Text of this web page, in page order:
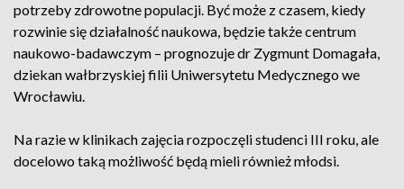
potrzeby zdrowotne populacji. Być może z czasem, kiedy
rozwinie się działalność naukowa, będzie także centrum
naukowo-badawczym – prognozuje dr Zygmunt Domagała,
dziekan wałbrzyskiej filii Uniwersytetu Medycznego we
Wrocławiu.
Na razie w klinikach zajęcia rozpoczęli studenci III roku, ale
docelowo taką możliwość będą mieli również młodsi.